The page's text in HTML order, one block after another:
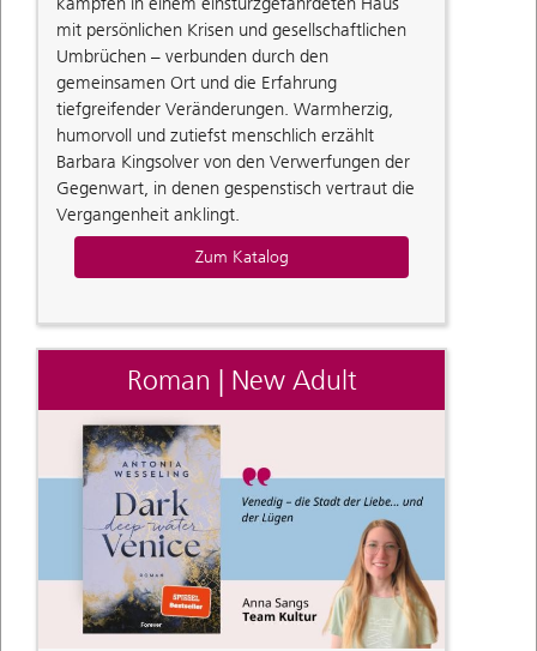
mit persönlichen Krisen und gesellschaftlichen
Umbrüchen – verbunden durch den
gemeinsamen Ort und die Erfahrung
tiefgreifender Veränderungen. Warmherzig,
humorvoll und zutiefst menschlich erzählt
Barbara Kingsolver von den Verwerfungen der
Gegenwart, in denen gespenstisch vertraut die
Vergangenheit anklingt.
Zum Katalog
Roman | New Adult